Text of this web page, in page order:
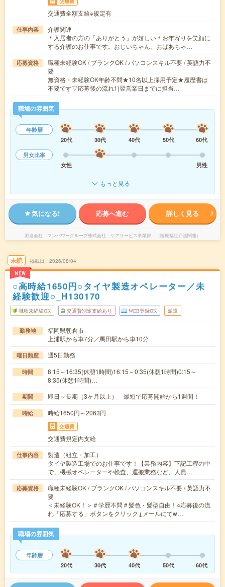
交通費全額支給※規定有
仕事内容
介護関連
＊入居者の方の「ありがとう」が嬉しい＊お年寄りを笑顔に
する介護のお仕事です。おじいちゃん、おばあちゃ…
応募資格
職種未経験OK / ブランクOK / パソコンスキル不要 / 英語力不
要
無資格・未経験OK年齢不問★10名以上採用予定★履歴書は
不要です▽応募後の流れ1)翌営業日までに担当…
職場の雰囲気
年齢層
20代
30代 40代 50代
60代
男女比率
女性
男性
もっと見る
気になる! 応募へ進む 詳しく見る
派遣会社 マンパワーグループ株式会社 ケアサービス事業部 （医療福祉介護関連）
未読
NEW
掲載日 2026/08/04
○高時給1650円○タイヤ製造オペレーター／未
経験歓迎○_H130170
職種未経験OK 交通費別途支給あり WEB登録OK 派遣
勤務地
福岡県朝倉市
上浦駅から車7分／馬田駅から車10分
曜日頻度 週5日勤務
時間
8:15～16:35(休憩1時間)16:15～0:35(休憩1時間)0:15～
8:35(休憩1時間)…
期間 即日～長期（3ヶ月以上） 最短で応募開始から1週間！
時給 時給1650円～2063円
交通費
交通費規定内支給
仕事内容
製造（組立・加工）
タイヤ製造工場でのお仕事です！【業務内容】下記工程の中
で、機械オペレーターや検査、運搬業務など、人員…
応募資格
職種未経験OK / ブランクOK / パソコンスキル不要 / 英語力不
要
＜未経験OK！＞＃学歴不問＃髪色・髪型自由！○応募後の流
れ「応募する」ボタンをクリック↓メールにてw…
職場の雰囲気
年齢層
20代
30代 40代 50代 60代